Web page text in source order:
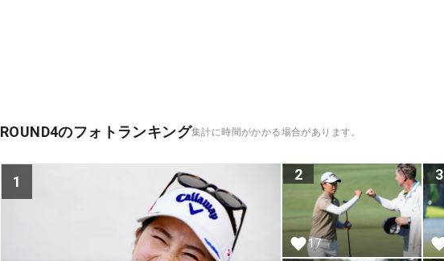
ROUND4のフォトランキング集計に時間がかかる場合があります。
1 2
17
3